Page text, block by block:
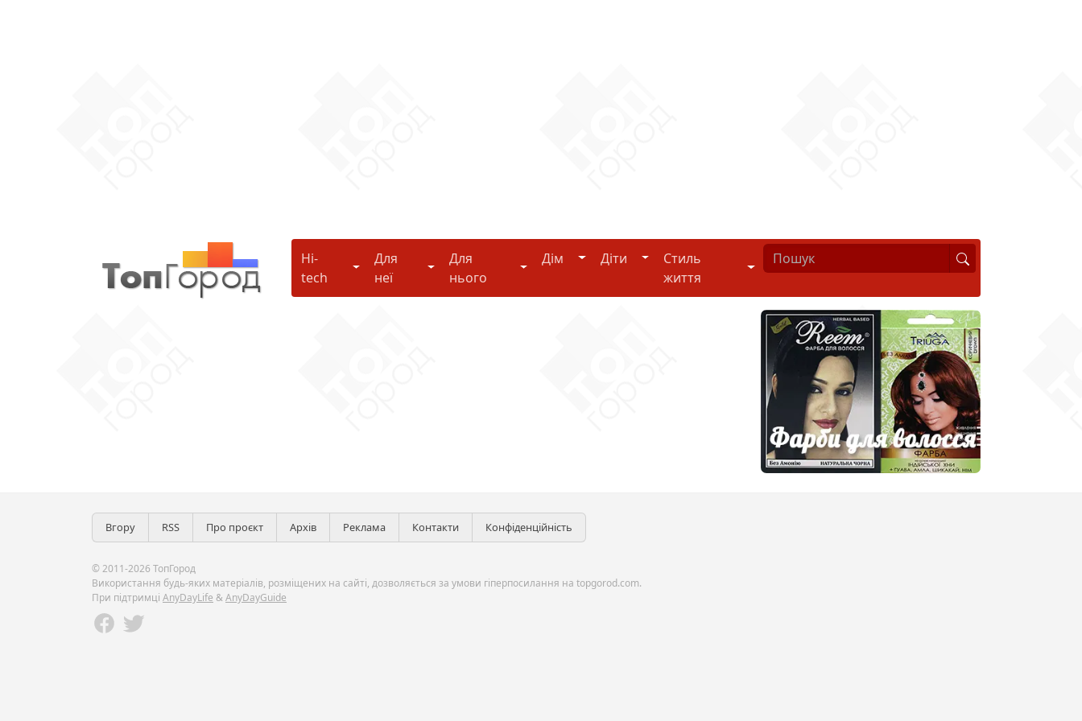
Hi-
tech
Hi-tech
Для
неї
Для неї
Для
нього
Для нього
Дім Дім Діти ДітиСтиль
життя
Стиль життя
Вгору RSS Про проєкт Архів Реклама Контакти Конфіденційність
© 2011-2026 ТопГород
Використання будь-яких матеріалів, розміщених на сайті, дозволяється за умови гіперпосилання на topgorod.com.
При підтримці AnyDayLife &AnyDayGuide